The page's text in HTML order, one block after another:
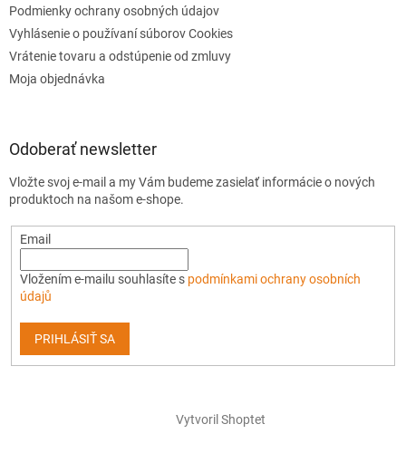
Podmienky ochrany osobných údajov
Vyhlásenie o používaní súborov Cookies
Vrátenie tovaru a odstúpenie od zmluvy
Moja objednávka
Odoberať newsletter
Vložte svoj e-mail a my Vám budeme zasielať informácie o nových
produktoch na našom e-shope.
Email
Vložením e-mailu souhlasíte s podmínkami ochrany osobních
údajů
PRIHLÁSIŤ SA
Vytvoril Shoptet